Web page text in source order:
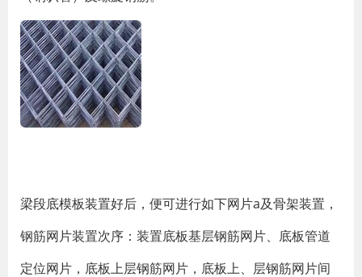
梁段底模板装置好后，便可进行如下网片a及骨架装置，
钢筋网片装置次序：装置底板基层钢筋网片、底板管道
定位网片，底板上层钢筋网片，底板上、层钢筋网片间